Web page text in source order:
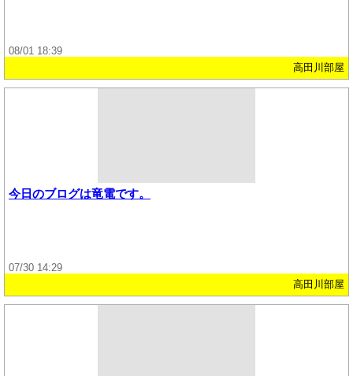
08/01 18:39
高田川部屋
今日のブログは竜電です。
07/30 14:29
高田川部屋